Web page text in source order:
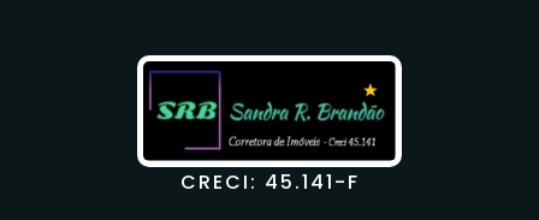
CRECI: 45.141-F